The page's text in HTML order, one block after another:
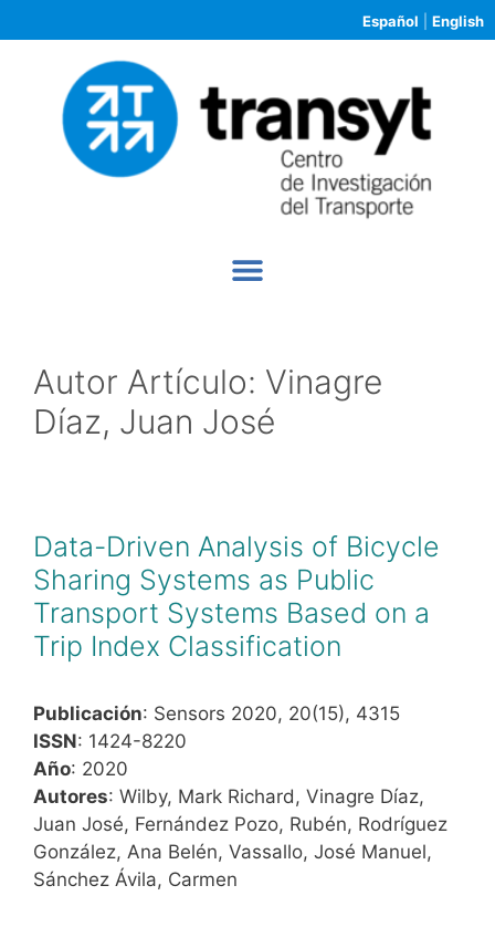
Español English
Autor Artículo: Vinagre
Díaz, Juan José
Data-Driven Analysis of Bicycle
Sharing Systems as Public
Transport Systems Based on a
Trip Index Classification
Publicación: Sensors 2020, 20(15), 4315
ISSN: 1424-8220
Año: 2020
Autores: Wilby, Mark Richard, Vinagre Díaz,
Juan José, Fernández Pozo, Rubén, Rodríguez
González, Ana Belén, Vassallo, José Manuel,
Sánchez Ávila, Carmen